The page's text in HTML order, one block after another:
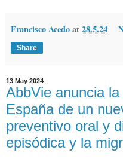
Francisco Acedoat28.5.24
Share
13 May 2024
AbbVie anuncia
España de un
preventivo oral y
episódica y la